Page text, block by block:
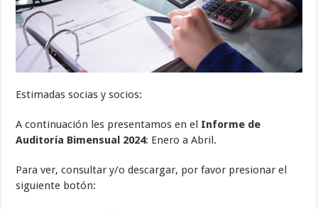
Estimadas socias y socios:
A continuación les presentamos en el Informe de
Auditoría Bimensual 2024: Enero a Abril.
Para ver, consultar y/o descargar, por favor presionar el
siguiente botón: